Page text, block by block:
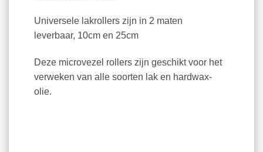
Universele lakrollers zijn in 2 maten
leverbaar, 10cm en 25cm
Deze microvezel rollers zijn geschikt voor het
verweken van alle soorten lak en hardwax-
olie.